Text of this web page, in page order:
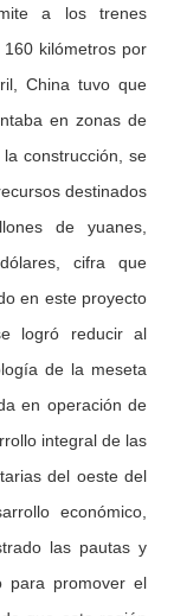
a los trenes
kilómetros por
China tuvo que
en zonas de
construcción, se
destinados
de yuanes,
cifra que
en este proyecto
logró reducir al
de la meseta
en operación de
integral de las
del oeste del
económico,
las pautas y
para promover el